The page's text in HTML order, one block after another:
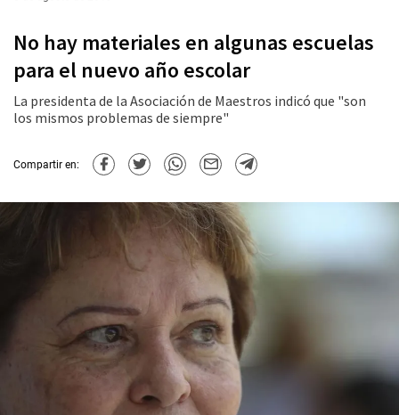
No hay materiales en algunas escuelas
para el nuevo año escolar
La presidenta de la Asociación de Maestros indicó que "son
los mismos problemas de siempre"
Compartir en: